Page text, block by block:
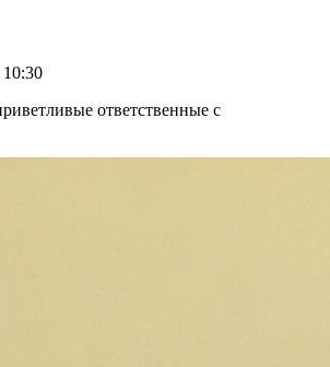
10:30
ответственные с